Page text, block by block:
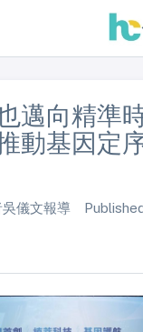
邁向精準
動基因定
吳儀文報導